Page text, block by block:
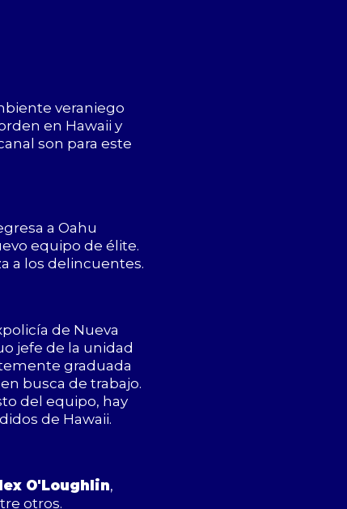
veraniego
en Hawaii y
son para este
a Oahu
equipo de élite.
a los delincuentes.
de Nueva
jefe de la unidad
graduada
busca de trabajo.
del equipo, hay
de Hawaii.
O'Loughlin,
otros.